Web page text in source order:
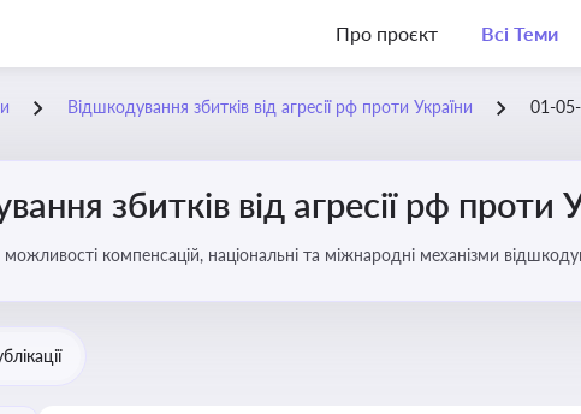
Про проєкт Всі Теми
Відшкодування збитків від агресії рф проти України 01-
збитків від агресії рф проти
компенсацій, національні та міжнародні механізми